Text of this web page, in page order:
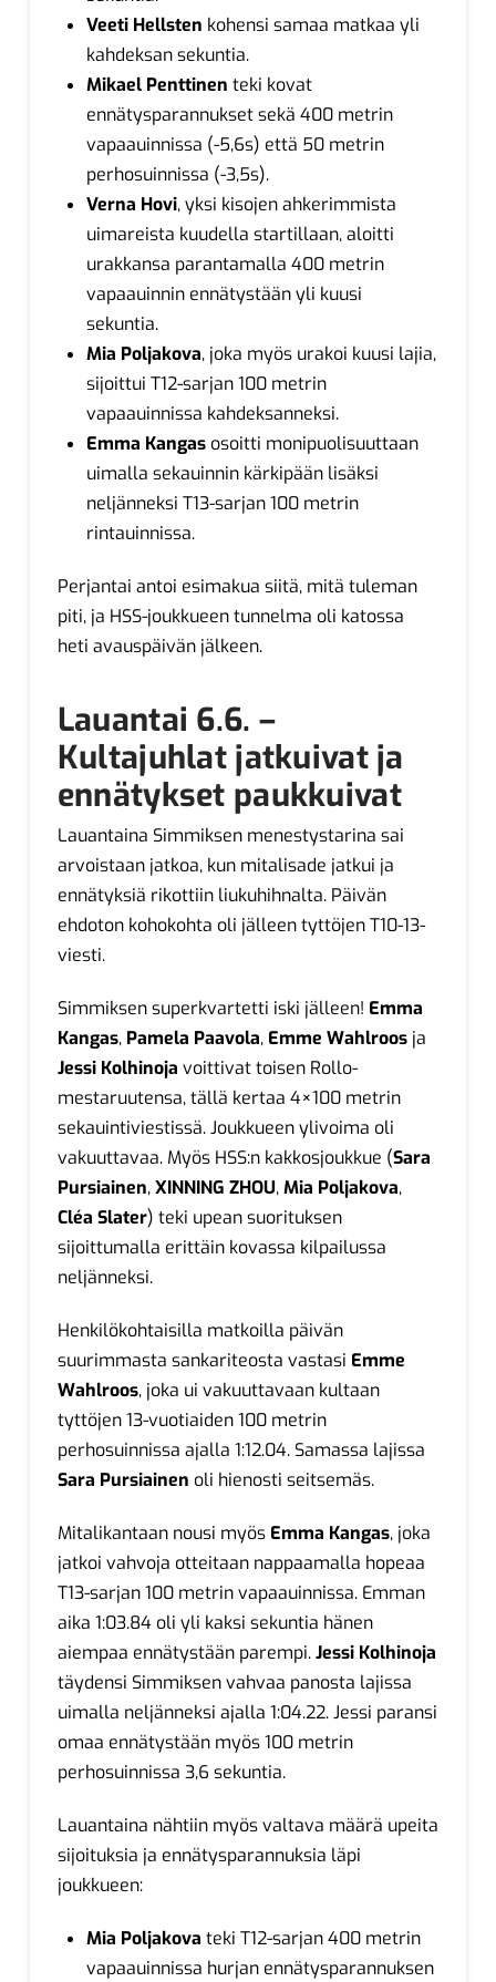
Veeti Hellsten kohensi samaa matkaa yli
kahdeksan sekuntia.
Mikael Penttinen teki kovat
ennätysparannukset sekä 400 metrin
vapaauinnissa (-5,6s) että 50 metrin
perhosuinnissa (-3,5s).
Verna Hovi, yksi kisojen ahkerimmista
uimareista kuudella startillaan, aloitti
urakkansa parantamalla 400 metrin
vapaauinnin ennätystään yli kuusi
sekuntia.
Mia Poljakova, joka myös urakoi kuusi lajia,
sijoittui T12-sarjan 100 metrin
vapaauinnissa kahdeksanneksi.
Emma Kangas osoitti monipuolisuuttaan
uimalla sekauinnin kärkipään lisäksi
neljänneksi T13-sarjan 100 metrin
rintauinnissa.
Perjantai antoi esimakua siitä, mitä tuleman
piti, ja HSS-joukkueen tunnelma oli katossa
heti avauspäivän jälkeen.
Lauantai 6.6. –
Kultajuhlat jatkuivat ja
ennätykset paukkuivat
Lauantaina Simmiksen menestystarina sai
arvoistaan jatkoa, kun mitalisade jatkui ja
ennätyksiä rikottiin liukuhihnalta. Päivän
ehdoton kohokohta oli jälleen tyttöjen T10-13-
viesti.
Simmiksen superkvartetti iski jälleen! Emma
Kangas, Pamela Paavola, Emme Wahlroosja
Jessi Kolhinoja voittivat toisen Rollo-
mestaruutensa, tällä kertaa 4×100 metrin
sekauintiviestissä. Joukkueen ylivoima oli
vakuuttavaa. Myös HSS:n kakkosjoukkue (Sara
Pursiainen,XINNING ZHOU,Mia Poljakova,
Cléa Slater) teki upean suorituksen
sijoittumalla erittäin kovassa kilpailussa
neljänneksi.
Henkilökohtaisilla matkoilla päivän
suurimmasta sankariteosta vastasi Emme
Wahlroos, joka ui vakuuttavaan kultaan
tyttöjen 13-vuotiaiden 100 metrin
perhosuinnissa ajalla 1:12.04. Samassa lajissa
Sara Pursiainen oli hienosti seitsemäs.
Mitalikantaan nousi myös Emma Kangas, joka
jatkoi vahvoja otteitaan nappaamalla hopeaa
T13-sarjan 100 metrin vapaauinnissa. Emman
aika 1:03.84 oli yli kaksi sekuntia hänen
aiempaa ennätystään parempi.Jessi Kolhinoja
täydensi Simmiksen vahvaa panosta lajissa
uimalla neljänneksi ajalla 1:04.22. Jessi paransi
omaa ennätystään myös 100 metrin
perhosuinnissa 3,6 sekuntia.
Lauantaina nähtiin myös valtava määrä upeita
sijoituksia ja ennätysparannuksia läpi
joukkueen:
Mia Poljakova teki T12-sarjan 400 metrin
vapaauinnissa hurjan ennätysparannuksen